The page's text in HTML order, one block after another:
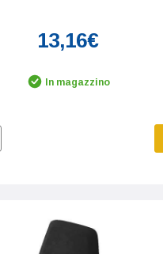
13,16€
In magazzino
Quantity: